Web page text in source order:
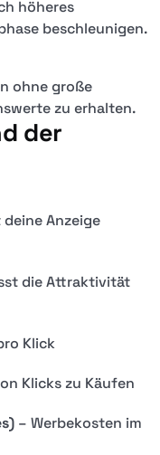
höheres
beschleunigen.
ohne große
zu erhalten.
der
Anzeige
die Attraktivität
Klick
Klicks zu Käufen
– Werbekosten im